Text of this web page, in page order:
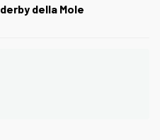
della Mole